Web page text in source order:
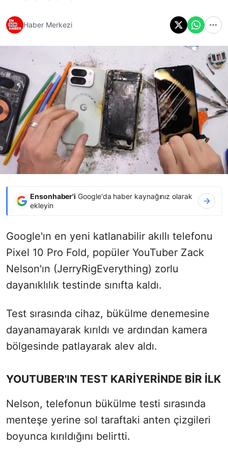
Haber Merkezi
Ensonhaber'i Google'da haber kaynağınız olarak
ekleyin
Google'ın en yeni katlanabilir akıllı telefonu
Pixel 10 Pro Fold, popüler YouTuber Zack
Nelson'ın (JerryRigEverything) zorlu
dayanıklılık testinde sınıfta kaldı.
Test sırasında cihaz, bükülme denemesine
dayanamayarak kırıldı ve ardından kamera
bölgesinde patlayarak alev aldı.
YOUTUBER'IN TEST KARİYERİNDE BİR İLK
Nelson, telefonun bükülme testi sırasında
menteşe yerine sol taraftaki anten çizgileri
boyunca kırıldığını belirtti.